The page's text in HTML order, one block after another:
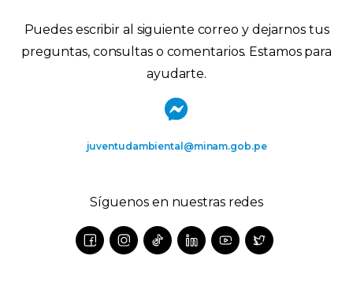
Puedes escribir al siguiente correo y dejarnos tus
preguntas, consultas o comentarios. Estamos para
ayudarte.
juventudambiental@minam.gob.pe
Síguenos en nuestras redes